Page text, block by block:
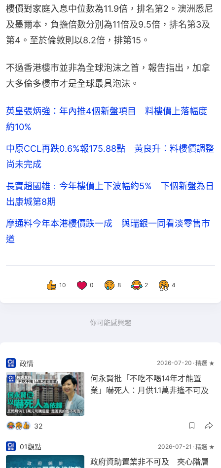
樓價對家庭入息中位數為11.9倍，排名第2。澳洲悉尼
及墨爾本，負擔倍數分別為11倍及9.5倍，排名第3及
第4。至於倫敦則以8.2倍，排第15。
不過香港樓市並非為全球泡沫之首，報告指出，加拿
大多倫多樓市才是全球最具泡沫。
英皇張炳強：年內推4個新盤項目 料樓價上落幅度
約10%
中原CCL再跌0.6%報175.88點 黃良升︰料樓價調整
尚未完成
長實趙國雄﹕今年樓價上下波幅約5% 下個新盤為日
出康城第8期
摩通料今年本港樓價跌一成 與瑞銀一同看淡零售市
道
10 0 8 2 4
你可能感興趣
政情 2026-07-20 精選 ★
何永賢批「不吃不喝14年才能置
業」嚇死人：月供1.1萬非遙不可及
32
01觀點 2026-07-21 精選 ★
政府資助置業非不可及 夾心階層